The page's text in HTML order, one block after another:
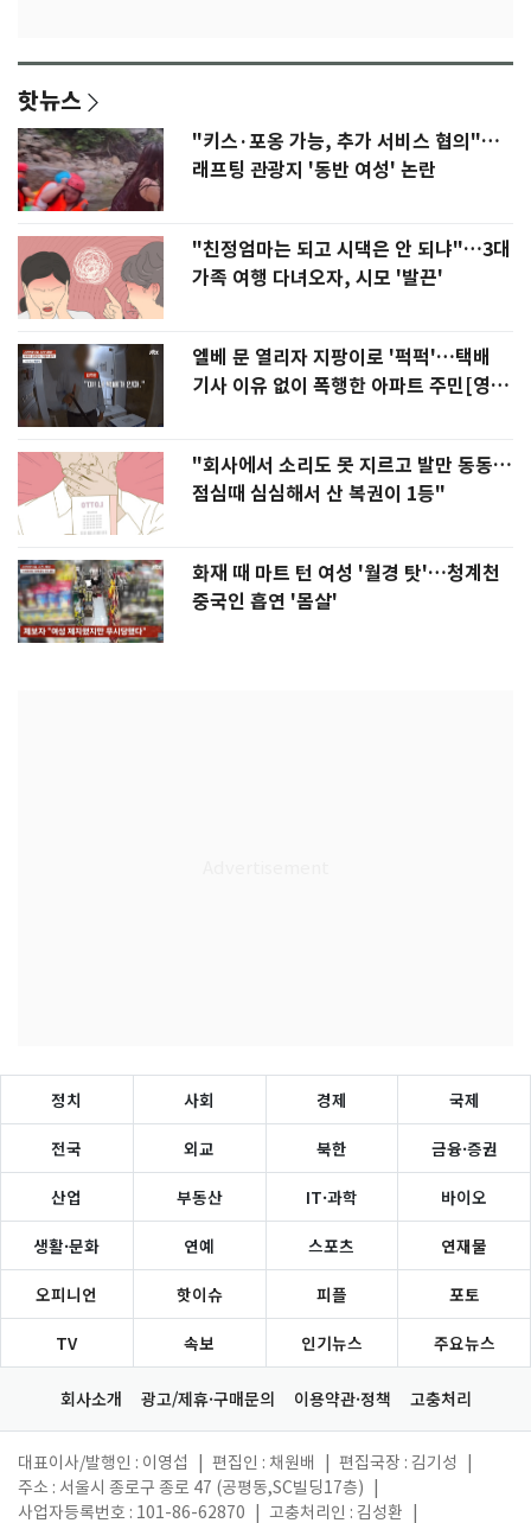
핫뉴스
"키스·포옹 가능, 추가 서비스 협의"…
래프팅 관광지 '동반 여성' 논란
"친정엄마는 되고 시댁은 안 되냐"…3대
가족 여행 다녀오자, 시모 '발끈'
엘베 문 열리자 지팡이로 '퍽퍽'…택배
기사 이유 없이 폭행한 아파트 주민[영
"회사에서 소리도 못 지르고 발만 동동…
점심때 심심해서 산 복권이 1등"
화재 때 마트 턴 여성 '월경 탓'…청계천
중국인 흡연 '몸살'
정치 사회 경제 국제
전국 외교 북한 금융·증권
산업 부동산 IT·과학 바이오
생활·문화 연예 스포츠 연재물
오피니언 핫이슈 피플 포토
TV 속보 인기뉴스 주요뉴스
회사소개 광고/제휴·구매문의 이용약관·정책 고충처리
대표이사/발행인 : 이영섭 편집인 : 채원배 편집국장 : 김기성
주소 : 서울시 종로구 종로 47 (공평동,SC빌딩17층)
사업자등록번호 : 101-86-62870
고충처리인 : 김성환